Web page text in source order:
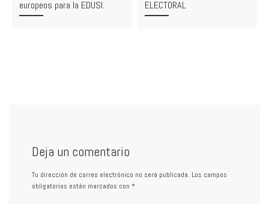
europeos para la EDUSI.
ELECTORAL
Deja un comentario
Tu dirección de correo electrónico no será publicada. Los campos
obligatorios están marcados con *